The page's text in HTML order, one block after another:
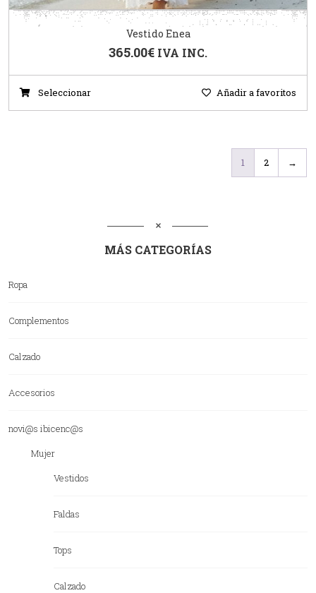
Vestido Enea
365.00€ IVA INC.
Seleccionar Añadir a favoritos
1 2 →
MÁS CATEGORÍAS
Ropa
Complementos
Calzado
Accesorios
novi@s ibicenc@s
Mujer
Vestidos
Faldas
Tops
Calzado